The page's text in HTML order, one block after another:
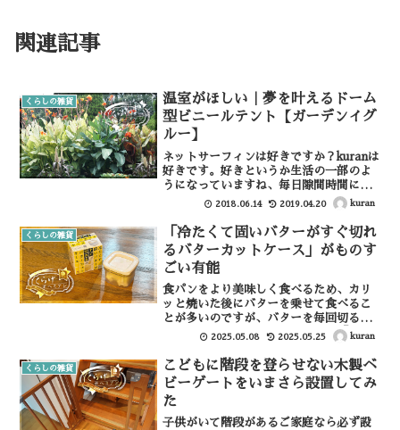
関連記事
くらしの雑貨
温室がほしい｜夢を叶えるドーム
型ビニールテント【ガーデンイグ
ルー】
ネットサーフィンは好きですか？kuranは
好きです。好きというか生活の一部のよ
うになっていますね、毎日隙間時間につ
いついネットサーフィンをしてしまいま
欲しくなる、恐ろしいものです。
(adsbygoogle...
2018.06.14 2019.04.20 kuran
くらしの雑貨
「冷たくて固いバターがすぐ切れ
るバターカットケース」がものす
ごい有能
食パンをより美味しく食べるため、カリ
ッと焼いた後にバターを乗せて食べるこ
とが多いのですが、バターを毎回切るの
は面倒ですね。そこで見つけた、「冷た
トケース」と言う名のバターケースが有
能すぎたのでご紹介します...
2025.05.08 2025.05.25 kuran
くらしの雑貨
こどもに階段を登らせない木製ベ
ビーゲートをいまさら設置してみ
た
子供がいて階段があるご家庭なら必ず設